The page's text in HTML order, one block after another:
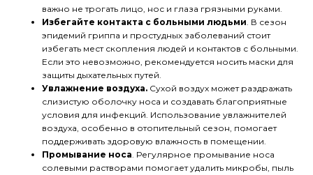
важно не трогать лицо, нос и глаза грязными руками.
Избегайте контакта с больными людьми. В сезон
эпидемий гриппа и простудных заболеваний стоит
избегать мест скопления людей и контактов с больными.
Если это невозможно, рекомендуется носить маски для
защиты дыхательных путей.
Увлажнение воздуха. Сухой воздух может раздражать
слизистую оболочку носа и создавать благоприятные
условия для инфекций. Использование увлажнителей
воздуха, особенно в отопительный сезон, помогает
поддерживать здоровую влажность в помещении.
Промывание носа. Регулярное промывание носа
солевыми растворами помогает удалить микробы, пыль